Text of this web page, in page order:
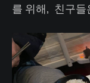
를 위해, 친구들